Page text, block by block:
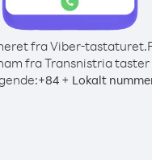
fra Viber-tastaturet.
fra Transnistria taster
+84 + Lokalt